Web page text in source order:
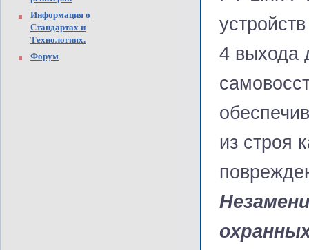
Информация о
Стандартах и
Технологиях.
Форум
4 выхода
из строя